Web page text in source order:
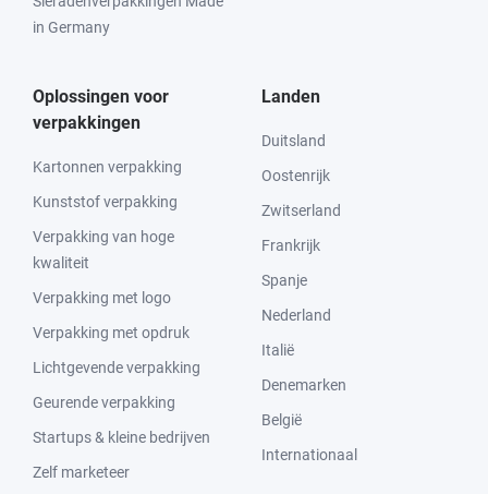
in Germany
Oplossingen voor
verpakkingen
Kartonnen verpakking
Kunststof verpakking
Verpakking van hoge
kwaliteit
Verpakking met logo
Verpakking met opdruk
Lichtgevende verpakking
Geurende verpakking
Startups & kleine bedrijven
Zelf marketeer
Landen
Duitsland
Oostenrijk
Zwitserland
Frankrijk
Spanje
Nederland
Italië
Denemarken
België
Internationaal